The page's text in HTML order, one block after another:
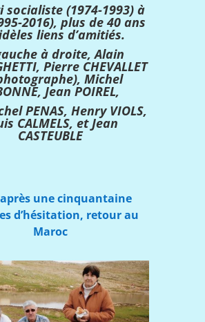
socialiste (1974-1993) à
2016), plus de 40 ans
liens d’amitiés.
à droite, Alain
Pierre CHEVALLET
Michel
Jean POIREL,
PENAS, Henry VIOLS,
CALMELS, et Jean
CASTEUBLE
après une cinquantaine
d’hésitation, retour au
Maroc